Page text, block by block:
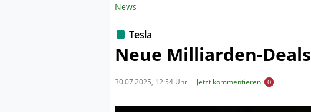
News
Tesla
Neue Milliarden-Deals
30.07.2025, 12:54 Uhr Jetzt kommentieren: 0